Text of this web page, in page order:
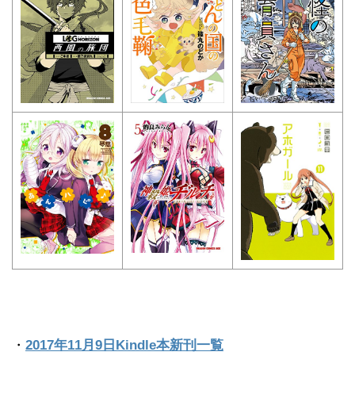
・ 2017年11月9日Kindle本新刊一覧